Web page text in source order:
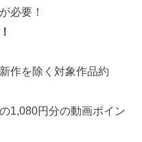
必要！
作を除く対象作品約
1,080円分の動画ポイン